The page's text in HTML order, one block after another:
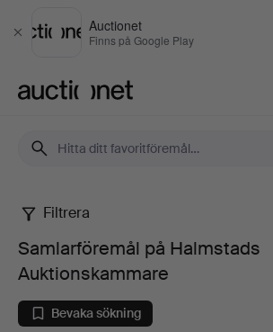
Stäng
Auctionet
Finns på Google Play
Samlarföremål
på
Halmstads
Filtrera
Samlarföremål på Halmstads
Auktionskammare
Bevaka sökning